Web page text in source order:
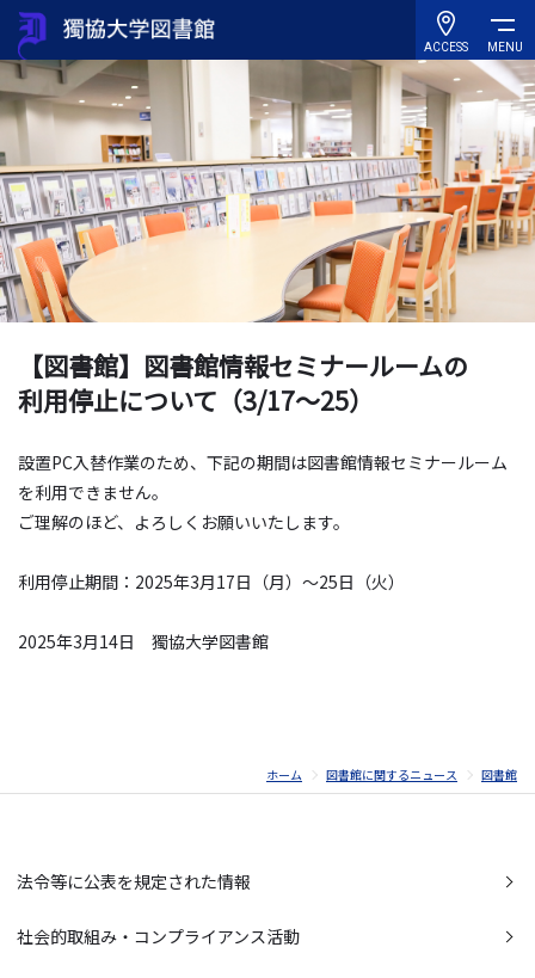
ACCESS MENU
【図書館】図書館情報セミナールームの
利用停止について（3/17～25）
設置PC入替作業のため、下記の期間は図書館情報セミナールーム
を利用できません。
ご理解のほど、よろしくお願いいたします。
利用停止期間：2025年3月17日（月）～25日（火）
2025年3月14日 獨協大学図書館
ホーム 図書館に関するニュース 図書館
法令等に公表を規定された情報
社会的取組み・コンプライアンス活動